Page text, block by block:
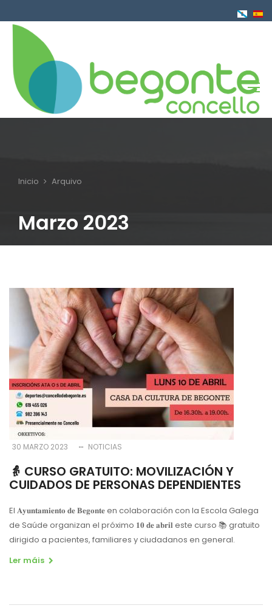
o
Inicio Arquivo
Marzo 2023
30 MARZO 2023 NOTICIAS
👵 CURSO GRATUITO: MOVILIZACIÓN Y
CUIDADOS DE PERSONAS DEPENDIENTES
El 𝐀𝐲𝐮𝐧𝐭𝐚𝐦𝐢𝐞𝐧𝐭𝐨 𝐝𝐞 𝐁𝐞𝐠𝐨𝐧𝐭𝐞 en colaboración con la Escola Galega
de Saúde organizan el próximo 𝟏𝟎 𝐝𝐞 𝐚𝐛𝐫𝐢𝐥 este curso 📚 gratuito
dirigido a pacientes, familiares y ciudadanos en general.
Ler máis